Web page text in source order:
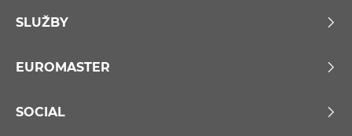
SLUŽBY
EUROMASTER
SOCIAL